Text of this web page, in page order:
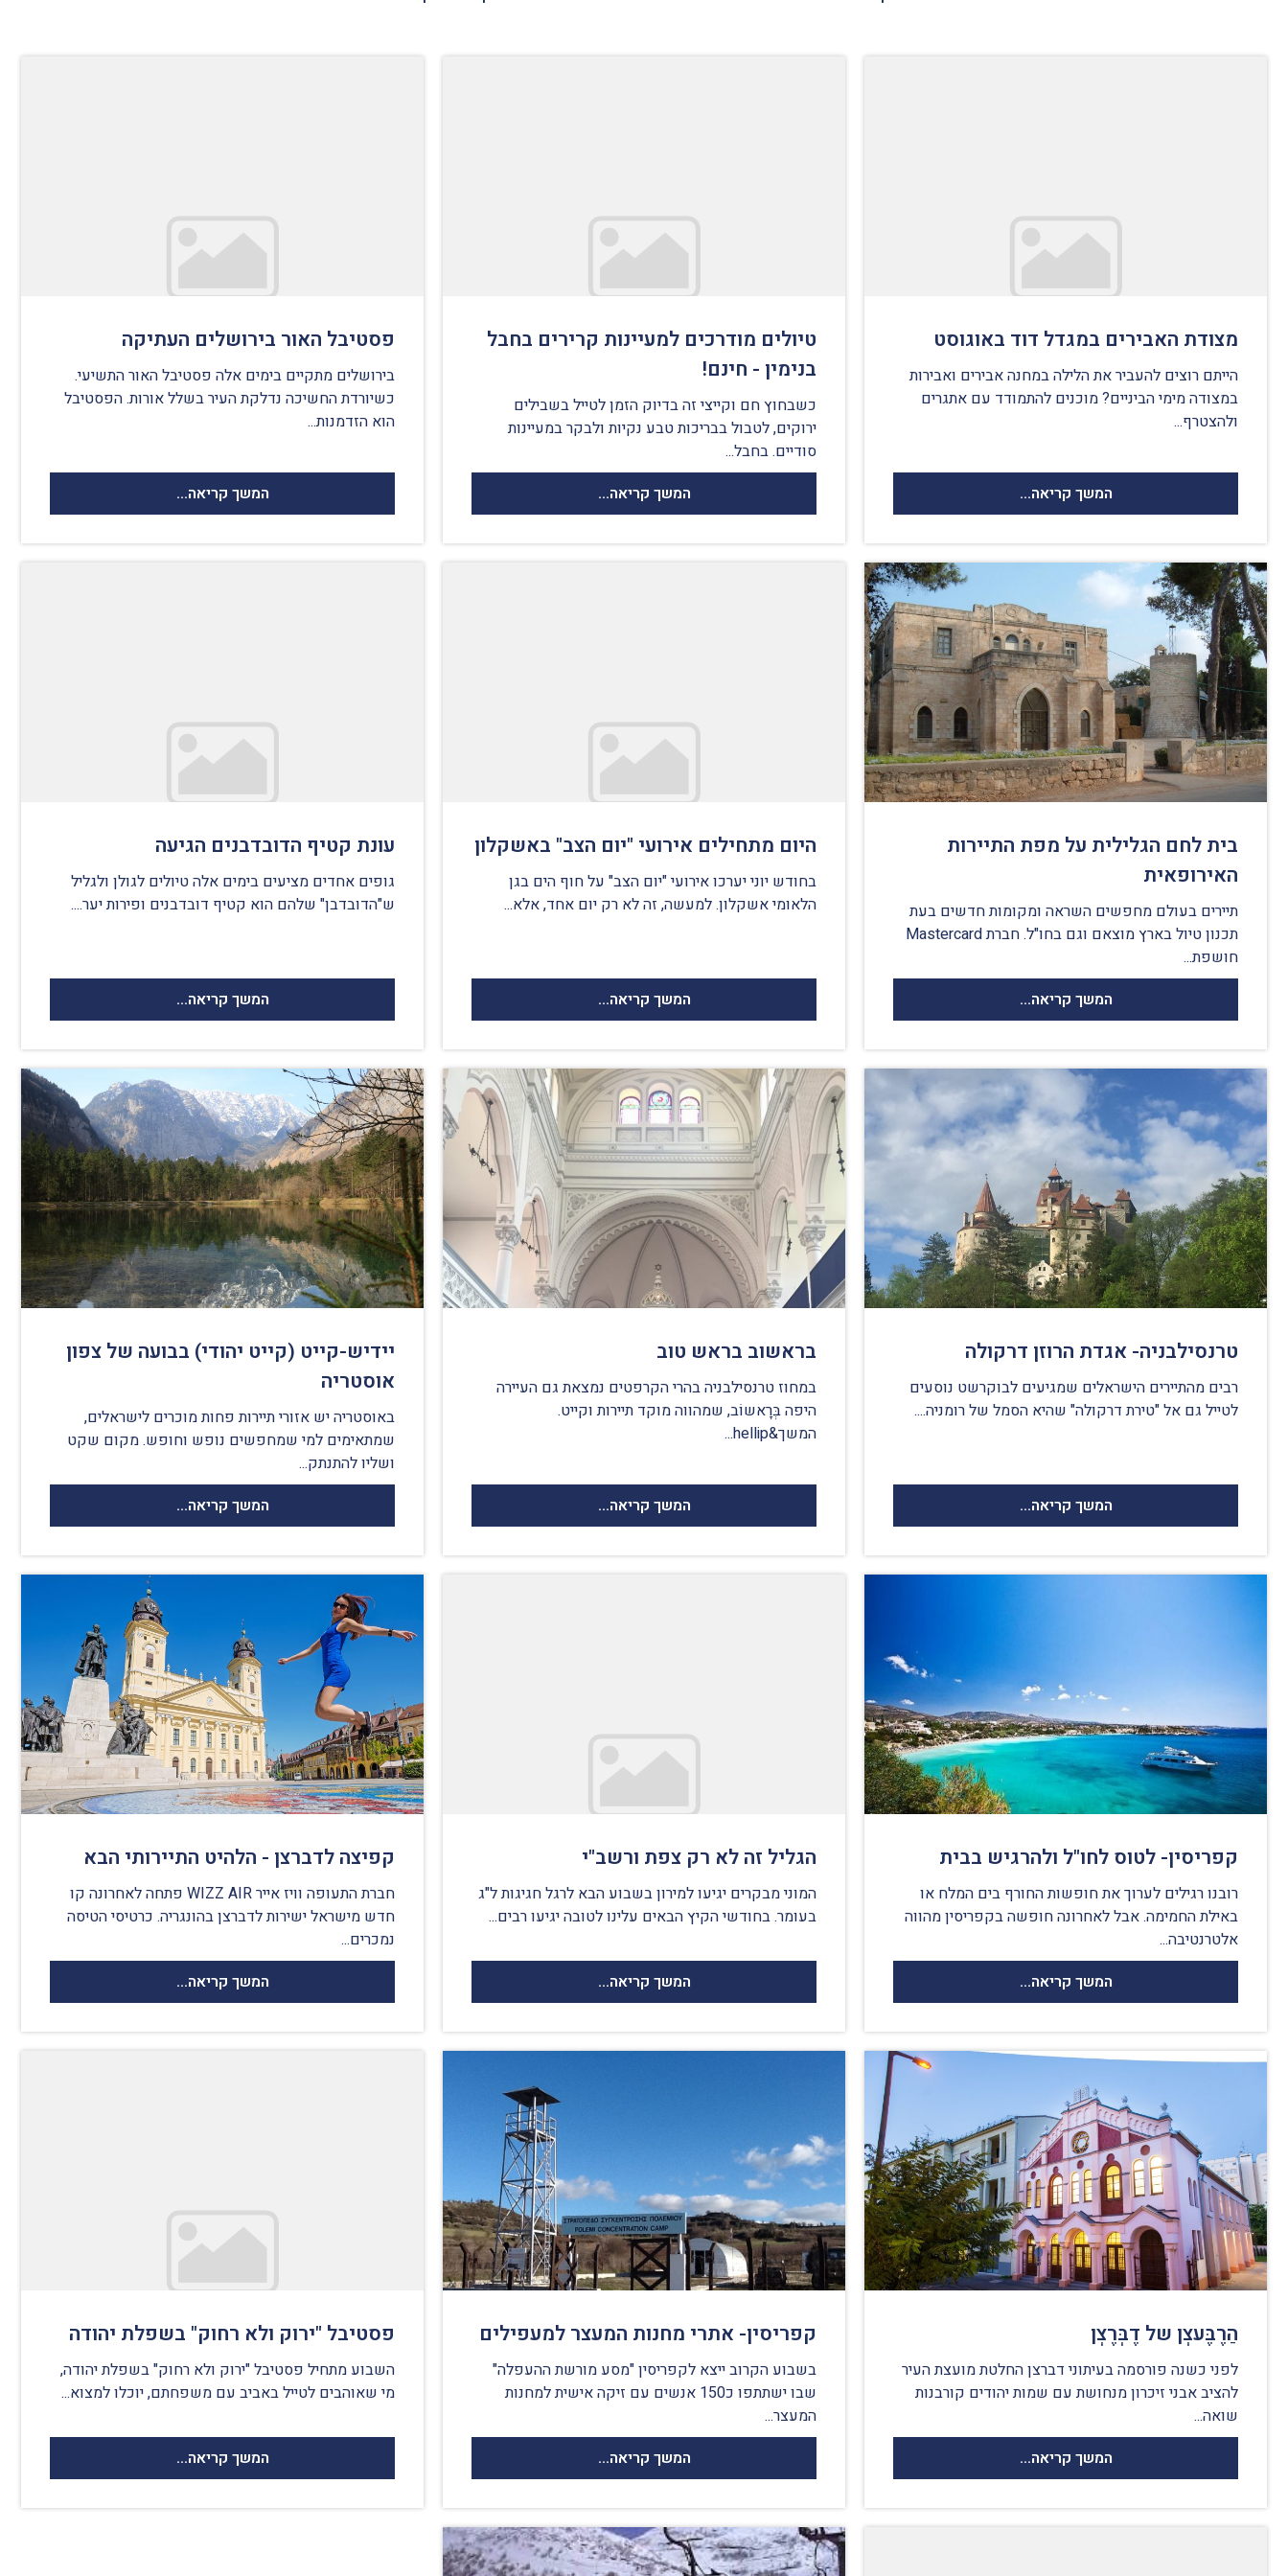
מצודת האבירים במגדל דוד באוגוסט
הייתם רוצים להעביר את הלילה במחנה אבירים ואבירות
במצודה מימי הביניים? מוכנים להתמודד עם אתגרים
ולהצטרף...
המשך קריאה...
טיולים מודרכים למעיינות קרירים בחבל
בנימין - חינם!
כשבחוץ חם וקייצי זה בדיוק הזמן לטייל בשבילים
ירוקים, לטבול בבריכות טבע נקיות ולבקר במעיינות
סודיים. בחבל...
המשך קריאה...
פסטיבל האור בירושלים העתיקה
בירושלים מתקיים בימים אלה פסטיבל האור התשיעי.
כשיורדת החשיכה נדלקת העיר בשלל אורות. הפסטיבל
הוא הזדמנות...
המשך קריאה...
בית לחם הגלילית על מפת התיירות
האירופאית
תיירים בעולם מחפשים השראה ומקומות חדשים בעת
תכנון טיול בארץ מוצאם וגם בחו"ל. חברת Mastercard
חושפת...
המשך קריאה...
היום מתחילים אירועי "יום הצב" באשקלון
בחודש יוני יערכו אירועי "יום הצב" על חוף הים בגן
הלאומי אשקלון. למעשה, זה לא רק יום אחד, אלא...
המשך קריאה...
עונת קטיף הדובדבנים הגיעה
גופים אחדים מציעים בימים אלה טיולים לגולן ולגליל
ש"הדובדבן" שלהם הוא קטיף דובדבנים ופירות יער....
המשך קריאה...
טרנסילבניה- אגדת הרוזן דרקולה
רבים מהתיירים הישראלים שמגיעים לבוקרשט נוסעים
לטייל גם אל "טירת דרקולה" שהיא הסמל של רומניה....
המשך קריאה...
בראשוב בראש טוב
במחוז טרנסילבניה בהרי הקרפטים נמצאת גם העיירה
היפה בְּרָאשוֹב, שמהווה מוקד תיירות וקייט.
המשך&hellip...
המשך קריאה...
יידיש-קייט (קייט יהודי) בבועה של צפון
אוסטריה
באוסטריה יש אזורי תיירות פחות מוכרים לישראלים,
שמתאימים למי שמחפשים נופש וחופש. מקום שקט
ושליו להתנתק...
המשך קריאה...
קפריסין- לטוס לחו"ל ולהרגיש בבית
רובנו רגילים לערוך את חופשות החורף בים המלח או
באילת החמימה. אבל לאחרונה חופשה בקפריסין מהווה
אלטרנטיבה...
המשך קריאה...
הגליל זה לא רק צפת ורשב"י
המוני מבקרים יגיעו למירון בשבוע הבא לרגל חגיגות ל"ג
בעומר. בחודשי הקיץ הבאים עלינו לטובה יגיעו רבים...
המשך קריאה...
קפיצה לדברצן - הלהיט התיירותי הבא
חברת התעופה וויז אייר WIZZ AIR פתחה לאחרונה קו
חדש מישראל ישירות לדברצן בהונגריה. כרטיסי הטיסה
נמכרים...
המשך קריאה...
הַרֶבֶּעצְן של דֶבְּרֶצְן
לפני כשנה פורסמה בעיתוני דברצן החלטת מועצת העיר
להציב אבני זיכרון מנחושת עם שמות יהודים קורבנות
שואה...
המשך קריאה...
קפריסין- אתרי מחנות המעצר למעפילים
בשבוע הקרוב ייצא לקפריסין "מסע מורשת ההעפלה"
שבו ישתתפו כ150 אנשים עם זיקה אישית למחנות
המעצר...
המשך קריאה...
פסטיבל "ירוק ולא רחוק" בשפלת יהודה
השבוע מתחיל פסטיבל "ירוק ולא רחוק" בשפלת יהודה,
מי שאוהבים לטייל באביב עם משפחתם, יוכלו למצוא...
המשך קריאה...